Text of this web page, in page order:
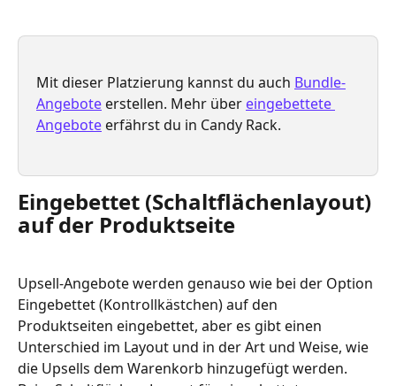
Mit dieser Platzierung kannst du auch Bundle-
Angebote erstellen. Mehr über eingebettete
Angebote erfährst du in Candy Rack.
Eingebettet (Schaltflächenlayout)
auf der Produktseite
Upsell-Angebote werden genauso wie bei der Option
Eingebettet (Kontrollkästchen) auf den
Produktseiten eingebettet, aber es gibt einen
Unterschied im Layout und in der Art und Weise, wie
die Upsells dem Warenkorb hinzugefügt werden.